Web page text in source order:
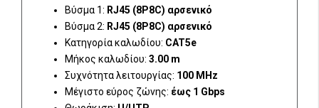
Βύσμα 1: RJ45 (8P8C) αρσενικό
Βύσμα 2: RJ45 (8P8C) αρσενικό
Κατηγορία καλωδίου: CAT5e
Μήκος καλωδίου: 3.00 m
Συχνότητα λειτουργίας: 100 MHz
Μέγιστο εύρος ζώνης: έως 1 Gbps